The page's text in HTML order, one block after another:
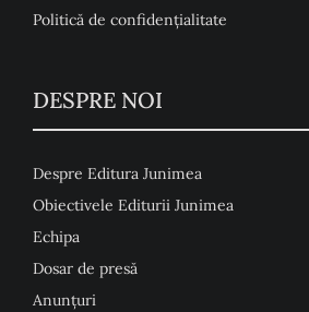
Politică de confidențialitate
DESPRE NOI
Despre Editura Junimea
Obiectivele Editurii Junimea
Echipa
Dosar de presă
Anunţuri